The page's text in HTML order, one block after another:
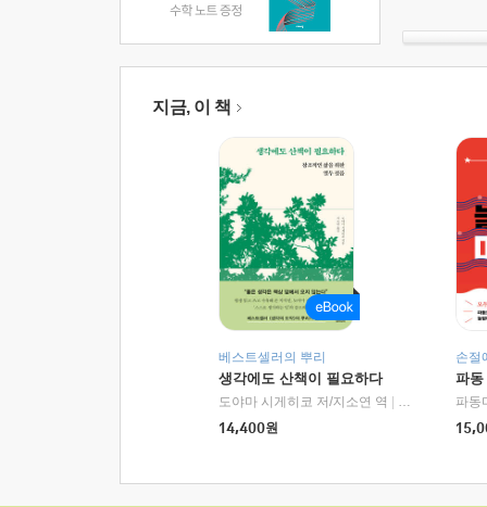
지금, 이 책
베스트셀러의 뿌리
생각에도 산책이 필요하다
도야마 시게히코 저/지소연 역
알에이치코리
14,400원
손절
파동
파동